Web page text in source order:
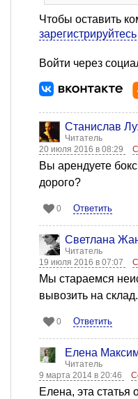
Чтобы оставить
зарегистрируйтесь
Войти через
Станислав
Читатель
20 июля 2016 в 08:29
Вы арендуете
дорого?
0 Ответить
Светлана
Читатель
19 июля 2016 в 07:07
Мы стараемся
вывозить на склад.
0 Ответить
Елена
Читатель
9 марта 2014 в 20:46
Елена, эта